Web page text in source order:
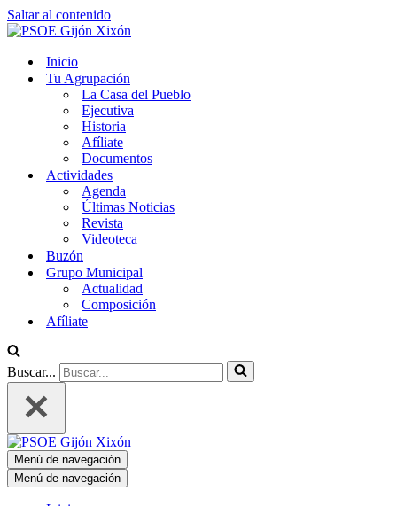
Saltar al contenido
Inicio
Tu Agrupación
La Casa del Pueblo
Ejecutiva
Historia
Afíliate
Documentos
Actividades
Agenda
Últimas Noticias
Revista
Videoteca
Buzón
Grupo Municipal
Actualidad
Composición
Afíliate
Buscar...
Menú de navegación
Menú de navegación